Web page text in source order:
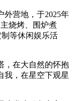
外营地，于2025年
烧烤、围炉煮
等休闲娱乐活
，在大自然的怀抱
我，在星空下观星